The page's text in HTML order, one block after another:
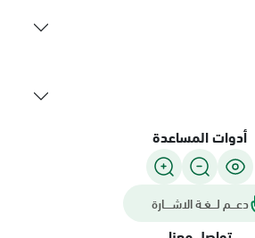
أدوات المساعدة
دعـــم لـــغـة الاشــــارة